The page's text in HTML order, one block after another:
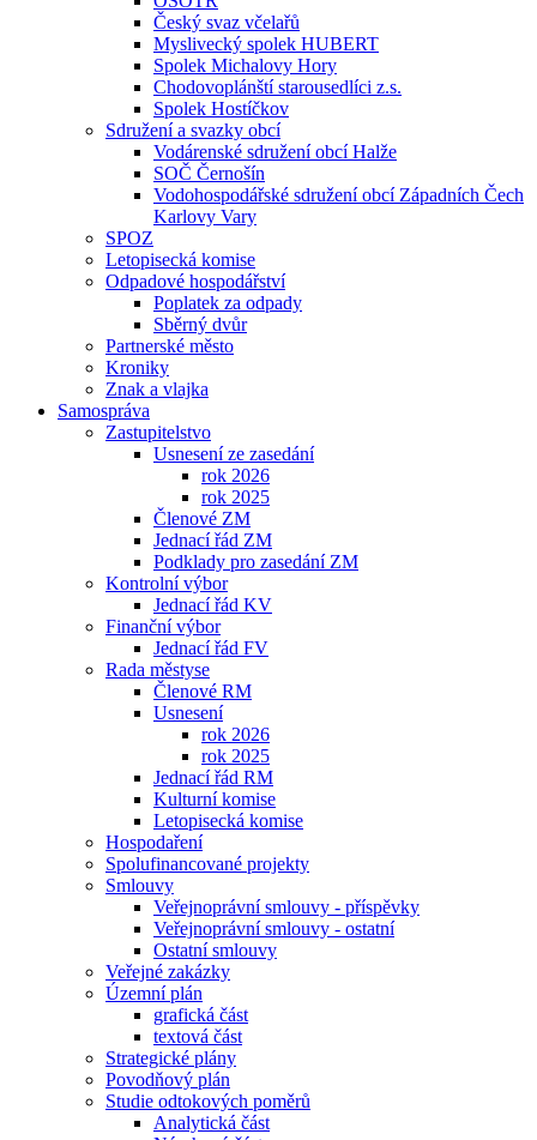
Český svaz včelařů
Myslivecký spolek HUBERT
Spolek Michalovy Hory
Chodovoplánští starousedlíci z.s.
Spolek Hostíčkov
Sdružení a svazky obcí
Vodárenské sdružení obcí Halže
SOČ Černošín
Vodohospodářské sdružení obcí Západních Čech
Karlovy Vary
SPOZ
Letopisecká komise
Odpadové hospodářství
Poplatek za odpady
Sběrný dvůr
Partnerské město
Kroniky
Znak a vlajka
Samospráva
Zastupitelstvo
Usnesení ze zasedání
rok 2026
rok 2025
Členové ZM
Jednací řád ZM
Podklady pro zasedání ZM
Kontrolní výbor
Jednací řád KV
Finanční výbor
Jednací řád FV
Rada městyse
Členové RM
Usnesení
rok 2026
rok 2025
Jednací řád RM
Kulturní komise
Letopisecká komise
Hospodaření
Spolufinancované projekty
Smlouvy
Veřejnoprávní smlouvy - příspěvky
Veřejnoprávní smlouvy - ostatní
Ostatní smlouvy
Veřejné zakázky
Územní plán
grafická část
textová část
Strategické plány
Povodňový plán
Studie odtokových poměrů
Analytická část